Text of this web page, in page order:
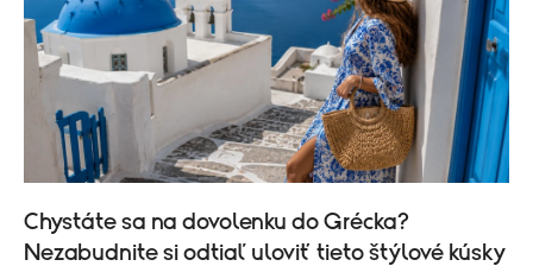
Chystáte sa na dovolenku do Grécka?
Nezabudnite si odtiaľ uloviť tieto štýlové kúsky